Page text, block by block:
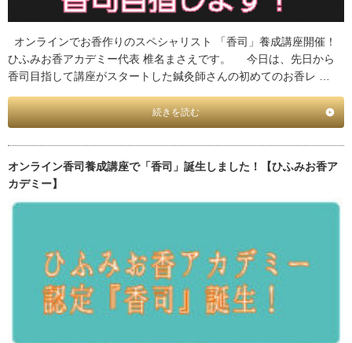
オンラインでお香作りのスペシャリスト 「香司」養成講座開催！
ひふみお香アカデミー代表 椎名まさえです。 今日は、先日から
香司目指して講座がスタートした鍼灸師さんの初めてのお香レ …
続きを読む
オンライン香司養成講座で「香司」誕生しました！【ひふみお香ア
カデミー】